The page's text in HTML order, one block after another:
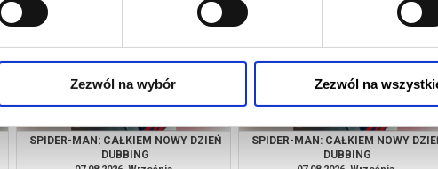
Zezwól na wybór Zezwól na
SPIDER-MAN: CAŁKIEM NOWY DZIEŃ
DUBBING
SPIDER-MAN: CAŁKIEM NOWY
DUBBING